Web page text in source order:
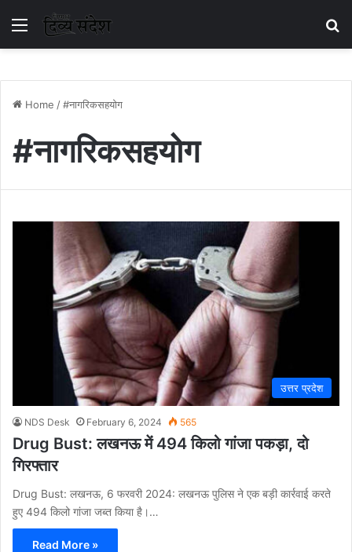
Menu
Home /#नागरिकसहयोग
#नागरिकसहयोग
उत्तर प्रदेश
NDS Desk February 6, 2024 565
Drug Bust: लखनऊ में 494 किलो गांजा पकड़ा, दो
गिरफ्तार
Drug Bust: लखनऊ, 6 फरवरी 2024: लखनऊ पुलिस ने एक बड़ी कार्रवाई करते
हुए 494 किलो गांजा जब्त किया है।…
Read More »